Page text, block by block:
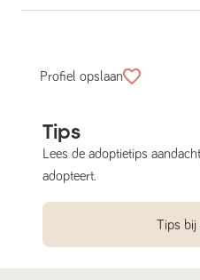
Profiel opslaan
Tips
Lees de adoptietips
adopteert.
Tips bij